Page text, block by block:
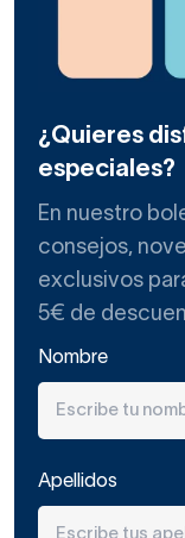
¿Quieres
especiales?
En nuestro
consejos,
exclusivos
5€ de
Nombre
Apellidos